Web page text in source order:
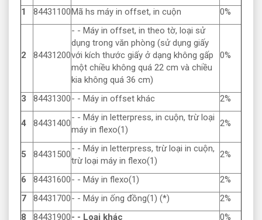
1
84431100Mã hs máy in offset, in cuộn 0%
2 84431200
- - Máy in offset, in theo tờ, loại sử
dụng trong văn phòng (sử dụng giấy
với kích thước giấy ở dạng không gấp
một chiều không quá 22 cm và chiều
kia không quá 36 cm)
0%
3 84431300- - Máy in offset khác 2%
4 84431400
- - Máy in letterpress, in cuộn, trừ loại
máy in flexo(1)
2%
5 84431500
- - Máy in letterpress, trừ loại in cuộn,
trừ loại máy in flexo(1)
2%
6 84431600- - Máy in flexo(1)
2%
7
84431700- - Máy in ống đồng(1) (*)
2%
8
84431900- - Loại khác 0%